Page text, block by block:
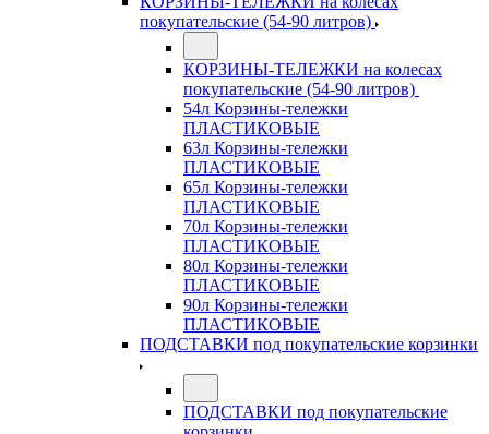
покупательские (54-90 литров)
КОРЗИНЫ-ТЕЛЕЖКИ на колесах
покупательские (54-90 литров)
54л Корзины-тележки
ПЛАСТИКОВЫЕ
63л Корзины-тележки
ПЛАСТИКОВЫЕ
65л Корзины-тележки
ПЛАСТИКОВЫЕ
70л Корзины-тележки
ПЛАСТИКОВЫЕ
80л Корзины-тележки
ПЛАСТИКОВЫЕ
90л Корзины-тележки
ПЛАСТИКОВЫЕ
ПОДСТАВКИ под покупательские корзинки
ПОДСТАВКИ под покупательские